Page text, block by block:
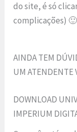
do site, é só
complicações) 🙂
AINDA TEM
UM ATENDENTE
DOWNLOAD
IMPERIUM